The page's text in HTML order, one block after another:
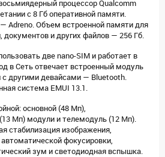
процессор Qualcomm
с 8 Гб оперативной памяти.
Adreno. Объем встроенной памяти для
документов и других файлов — 256 Гб.
две nano-SIM и работает в
в Сеть отвечает встроенный модуль
другими девайсами — Bluetooth.
система EMUI 13.1.
основной (48 Мп),
Мп) модули и телемодуль (12 Мп).
стабилизация изображения,
фокусировки,
зум и светодиодная вспышка.